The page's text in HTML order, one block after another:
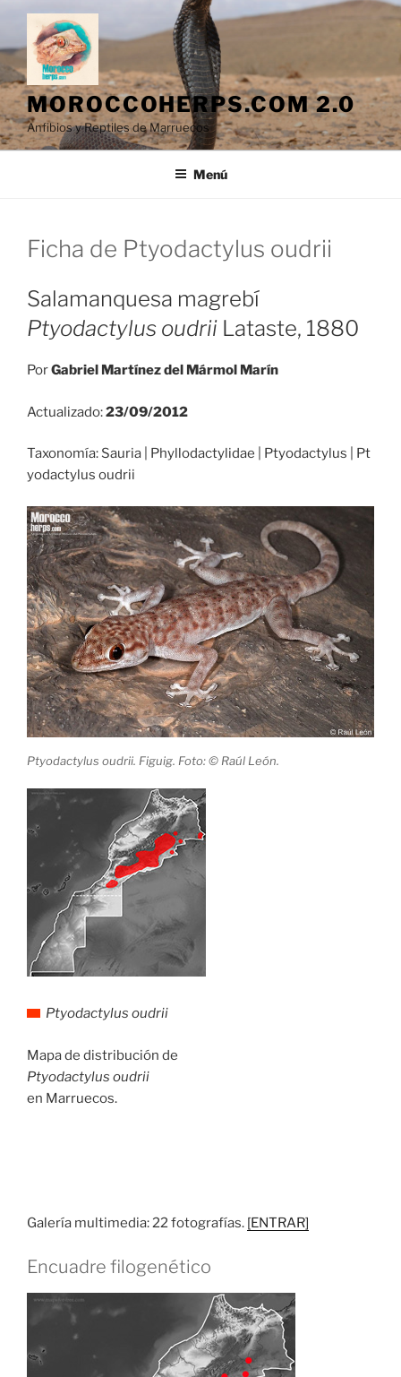
Saltar
contenido
MOROCCOHERPS.COM 2.0
Anfibios y Reptiles de Marruecos
Menú
Ficha de Ptyodactylus oudrii
Salamanquesa magrebí
Ptyodactylus oudrii Lataste, 1880
PorGabriel Martínez del Mármol Marín
Actualizado:23/09/2012
Taxonomía: Sauria | Phyllodactylidae | Ptyodactylus | Pt
yodactylus oudrii
Ptyodactylus oudrii. Figuig. Foto: © Raúl León.
Ptyodactylus oudrii
Mapa de distribución de
Ptyodactylus oudrii
en Marruecos.
Galería multimedia: 22 fotografías. [ENTRAR]
Encuadre filogenético